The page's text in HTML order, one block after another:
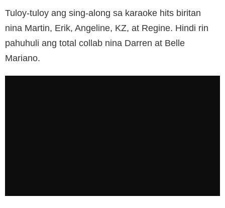
Tuloy-tuloy ang sing-along sa karaoke hits biritan
nina Martin, Erik, Angeline, KZ, at Regine. Hindi rin
pahuhuli ang total collab nina Darren at Belle
Mariano.